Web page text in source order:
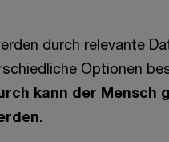
durch relevante
Optionen
kann der